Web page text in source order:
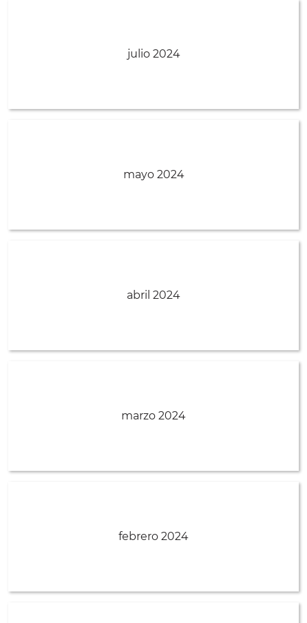
julio 2024
mayo 2024
abril 2024
marzo 2024
febrero 2024